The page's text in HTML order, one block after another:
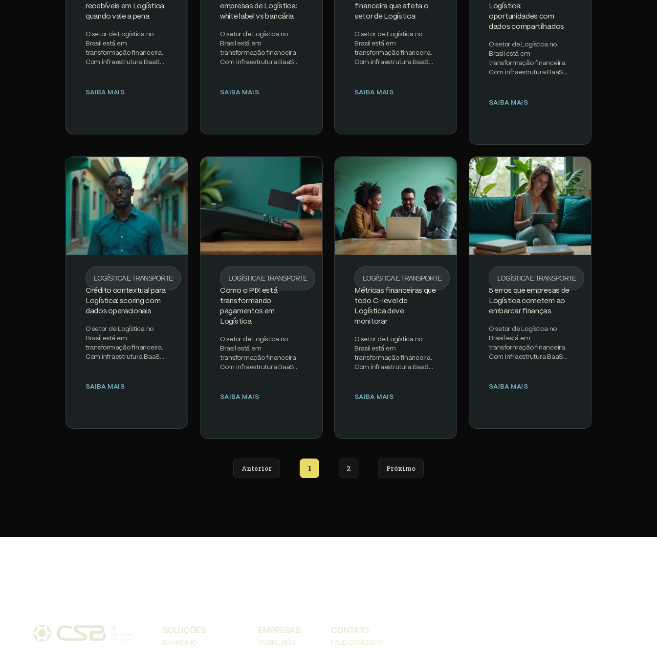
recebíveis em Logística:
quando vale a pena
O setor de Logística no
Brasil está em
transformação financeira.
Com infraestrutura BaaS
PIX processando 200M+…
SAIBA MAIS
empresas de Logística:
white label vs bancária
O setor de Logística no
Brasil está em
transformação financeira.
Com infraestrutura BaaS
PIX processando 200M+…
SAIBA MAIS
financeira que afeta o
setor de Logística
O setor de Logística no
Brasil está em
transformação financeira.
Com infraestrutura BaaS
PIX processando 200M+…
SAIBA MAIS
Logística:
oportunidades com
dados compartilhados
O setor de Logística no
Brasil está em
transformação financeira.
Com infraestrutura BaaS
PIX processando 200M+…
SAIBA MAIS
LOGÍSTICA E TRANSPORTE
Crédito contextual para
Logística: scoring com
dados operacionais
O setor de Logística no
Brasil está em
transformação financeira.
Com infraestrutura BaaS
PIX processando 200M+…
SAIBA MAIS
LOGÍSTICA E TRANSPORTE
Como o PIX está
transformando
pagamentos em
Logística
O setor de Logística no
Brasil está em
transformação financeira.
Com infraestrutura BaaS
PIX processando 200M+…
SAIBA MAIS
LOGÍSTICA E TRANSPORTE
Métricas financeiras que
todo C-level de
Logística deve
monitorar
O setor de Logística no
Brasil está em
transformação financeira.
Com infraestrutura BaaS
PIX processando 200M+…
SAIBA MAIS
LOGÍSTICA E TRANSPORTE
5 erros que empresas de
Logística cometem ao
embarcar finanças
O setor de Logística no
Brasil está em
transformação financeira.
Com infraestrutura BaaS
PIX processando 200M+…
SAIBA MAIS
Anterior 1 2 Próximo
SOLUÇÕES
BANKINHO
EMPRESAS
SOBRE NÓS
CONTATO
FALE CONOSCO